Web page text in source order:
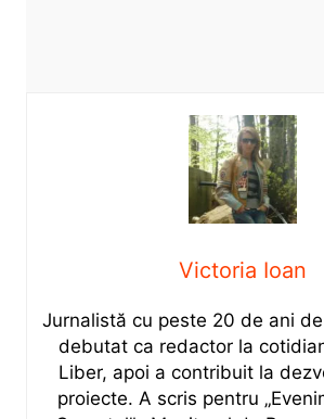
Victoria Ioan
Jurnalistă cu peste 20 de ani
debutat ca redactor la
Liber, apoi a contribuit la
proiecte. A scris pentru